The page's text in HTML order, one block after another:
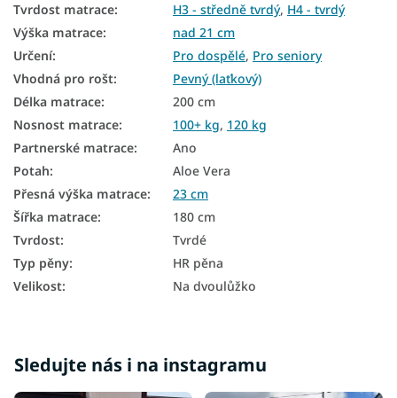
Matrace na zem
Oboustranné matrace
Matrace podle tvrdosti
Zónové matrace
Manželské matrace
Antialergické matrace
Antibakteriální matrace
7zónové matrace
Pružinové matrace 180x200
Vysoké matrace 180×200
Tvrdost matrace: H3 - středně tvrdý, H4 - tvrdý
Výška matrace:
nad 21 cm
Určení: Pro dospělé, Pro seniory
Vhodná pro rošt:
Pevný (laťkový)
Délka matrace:
200 cm
Nosnost matrace: 100+ kg, 120 kg
Partnerské matrace:
Ano
Potah:
Aloe Vera
Přesná výška matrace:
23 cm
Šířka matrace:
180 cm
Tvrdost:
Tvrdé
Typ pěny:
HR pěna
Velikost: Na dvoulůžko
Sledujte nás i na instagramu